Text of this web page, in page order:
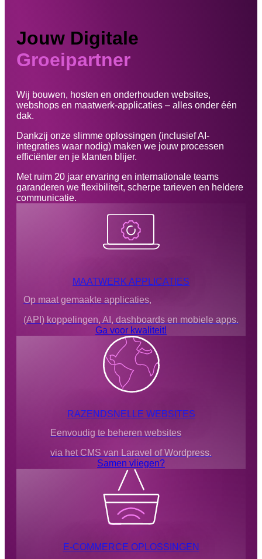
Jouw Digitale
Groeipartner
Wij bouwen, hosten en onderhouden websites,
webshops en maatwerk-applicaties – alles onder één
dak.
Dankzij onze slimme oplossingen (inclusief AI-
integraties waar nodig) maken we jouw processen
efficiënter en je klanten blijer.
Met ruim 20 jaar ervaring en internationale teams
garanderen we flexibiliteit, scherpe tarieven en heldere
communicatie.
MAATWERK APPLICATIES
Op maat gemaakte applicaties,
(API) koppelingen, AI, dashboards en mobiele apps.
Ga voor kwaliteit!
RAZENDSNELLE WEBSITES
Eenvoudig te beheren websites
via het CMS van Laravel of Wordpress.
Samen vliegen?
E-COMMERCE OPLOSSINGEN